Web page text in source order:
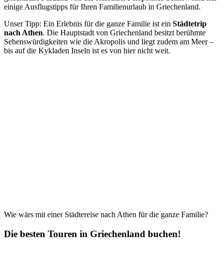
einige Ausflugstipps für Ihren Familienurlaub in Griechenland.
Unser Tipp: Ein Erlebnis für die ganze Familie ist ein Städtetrip
nach Athen. Die Hauptstadt von Griechenland besitzt berühmte
Sehenswürdigkeiten wie die Akropolis und liegt zudem am Meer –
bis auf die Kykladen Inseln ist es von hier nicht weit.
Wie wärs mit einer Städtereise nach Athen für die ganze Familie?
Die besten Touren in Griechenland buchen!